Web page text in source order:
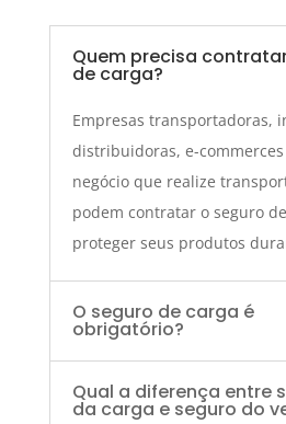
Quem precisa
de carga?
Empresas transportadoras,
distribuidoras, e-
negócio que realize
podem contratar o seguro
proteger seus produtos
O seguro de carga é
obrigatório?
Qual a diferença entre
da carga e seguro do